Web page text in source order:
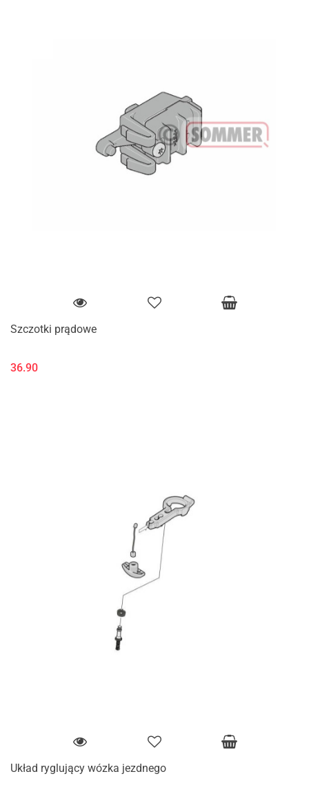
Szczotki prądowe
36.90
Układ ryglujący wózka jezdnego